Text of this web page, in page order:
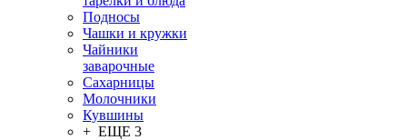
Подносы
Чашки и кружки
Чайники
заварочные
Сахарницы
Молочники
Кувшины
+ ЕЩЕ 3